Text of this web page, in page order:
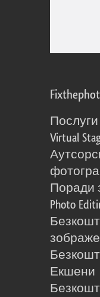
Virtual
Поради
Photo
Екшени